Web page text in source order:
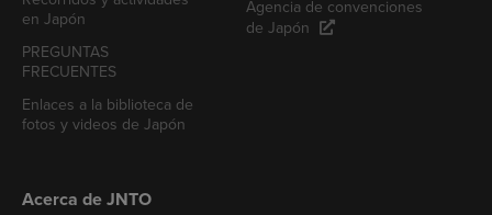
en Japón
PREGUNTAS
FRECUENTES
Enlaces a la biblioteca de
fotos y videos de Japón
Agencia de convenciones
de Japón
Acerca de JNTO